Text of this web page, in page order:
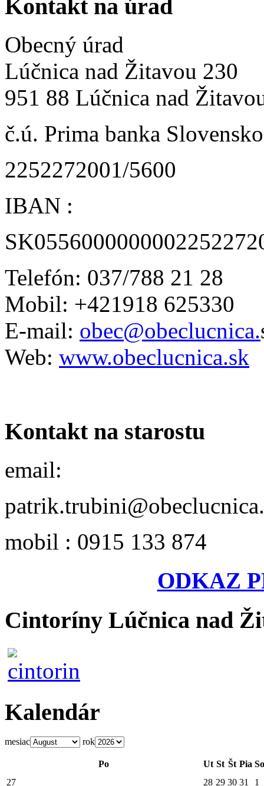
Kontakt na úrad
Obecný úrad
Lúčnica nad Žitavou 230
951 88 Lúčnica nad
č.ú. Prima banka
2252272001/5600
IBAN :
Telefón: 037/788 21 28
Mobil: +421918 625330
E-mail: obec@obeclucnica.
Web: www.obeclucnica.sk
Kontakt na starostu
email:
mobil : 0915 133 874
ODKAZ
Cintoríny Lúčnica nad
Kalendár
mesiac rok
Po Ut St Št Pia So
27
28 29 30 31
1